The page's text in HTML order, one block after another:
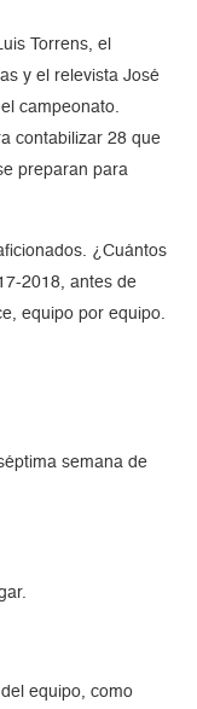
Torrens, el
y el relevista José
campeonato.
contabilizar 28 que
preparan para
¿Cuántos
2018, antes de
equipo por equipo.
semana de
equipo, como